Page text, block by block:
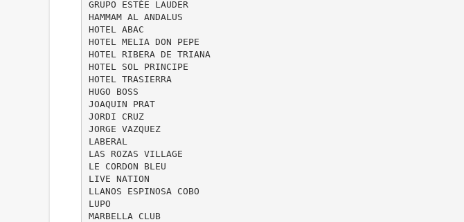
GRUPO ESTÉE LAUDER
HAMMAM AL ANDALUS
HOTEL ABAC
HOTEL MELIA DON PEPE
HOTEL RIBERA DE TRIANA
HOTEL SOL PRINCIPE
HOTEL TRASIERRA
HUGO BOSS
JOAQUIN PRAT
JORDI CRUZ
JORGE VAZQUEZ
LABERAL
LAS ROZAS VILLAGE
LE CORDON BLEU
LIVE NATION
LLANOS ESPINOSA COBO
LUPO
MARBELLA CLUB